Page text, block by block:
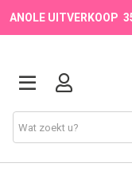
ANOLE UITVERKOOP